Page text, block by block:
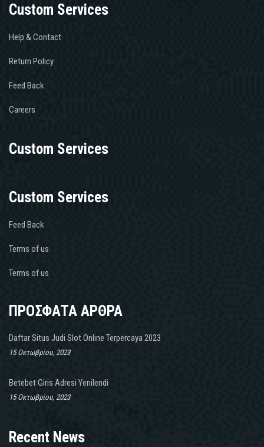
Custom Services
Help & Contact
Return Policy
Feed Back
Careers
Custom Services
Custom Services
Feed Back
Terms of us
Terms of us
ΠΡΟΣΦΑΤΑ ΑΡΘΡΑ
Daftar Situs Judi Slot Online Terpercaya 2023
15 Οκτωβρίου, 2023
Betebet Giris Adresi Yenilendi
15 Οκτωβρίου, 2023
Recent News